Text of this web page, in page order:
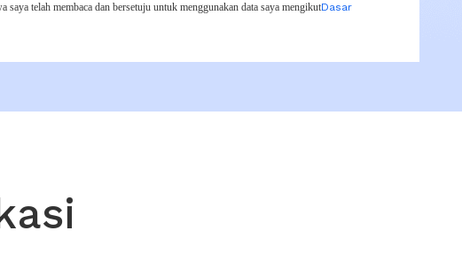
saya telah membaca dan bersetuju untuk menggunakan data saya mengikutDasar